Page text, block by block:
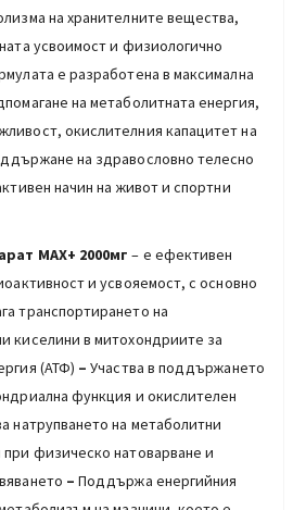
на хранителните вещества,
усвоимост и физиологично
е разработена в максимална
на метаболитната енергия,
окислителния капацитет на
на здравословно телесно
начин на живот и спортни
МАХ+ 2000мг– е ефективен
и усвояемост, с основно
транспортирането на
киселини в митохондриите за
(АТФ) –Участва в поддържането
функция и окислителен
натрупването на метаболитни
физическо натоварване и
–Поддържа енергийния